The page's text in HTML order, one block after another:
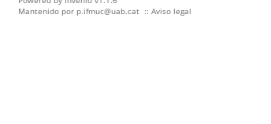
Mantenido por p.ifmuc@uab.cat ::Aviso legal